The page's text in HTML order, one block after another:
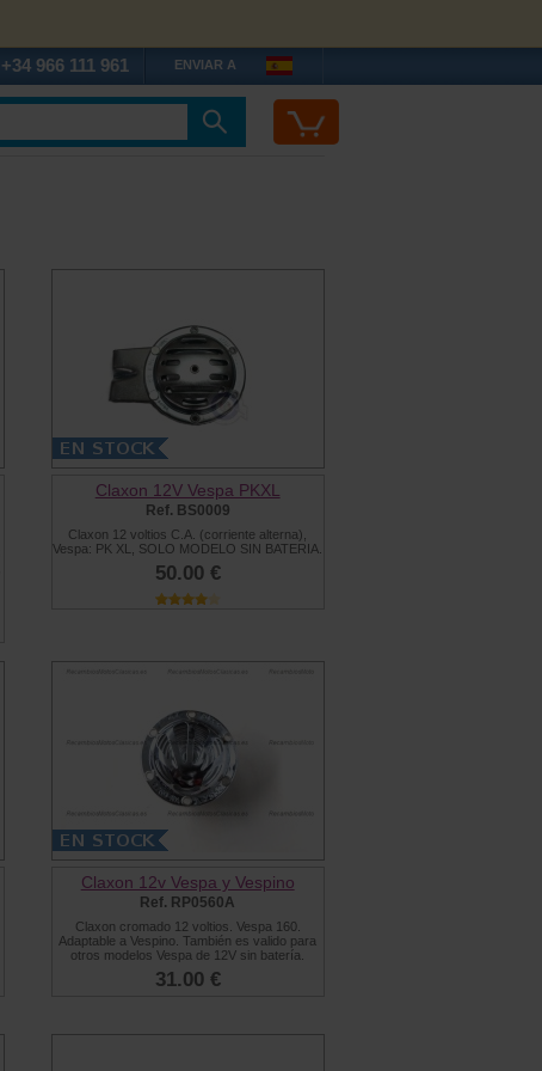
+34 966 111 961 ENVIAR A
Claxon 12V Vespa PKXL
Ref. BS0009
Claxon 12 voltios C.A. (corriente alterna),
Vespa: PK XL, SOLO MODELO SIN BATERIA.
50.00 €
Claxon 12v Vespa y Vespino
Ref. RP0560A
Claxon cromado 12 voltios. Vespa 160.
Adaptable a Vespino. También es valido para
otros modelos Vespa de 12V sin batería.
31.00 €